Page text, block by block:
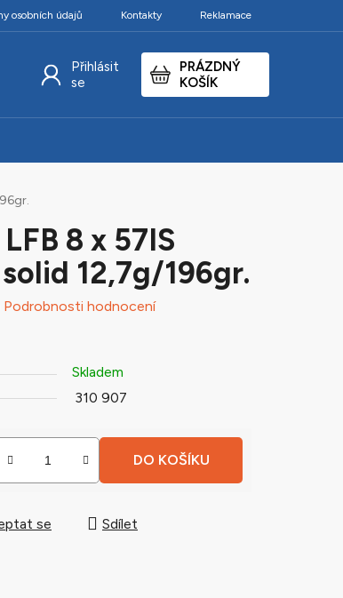
osobních údajů Kontakty Reklamace
Přihlásit
se
NÁKUPNÍ
KOŠÍK
PRÁZDNÝ
KOŠÍK
8 x 57IS
12,7g/196gr.
Podrobnosti hodnocení
Skladem
310 907
DO KOŠÍKU
se Sdílet